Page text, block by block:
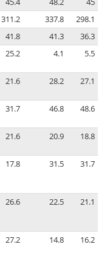
45.4 48.2
45
311.2 337.8
298.1
41.8 41.3
36.3
25.2 4.1 5.5
21.6 28.2 27.1
31.7 46.8 48.6
21.6 20.9 18.8
17.8 31.5 31.7
26.6 22.5 21.1
27.2 14.8 16.2